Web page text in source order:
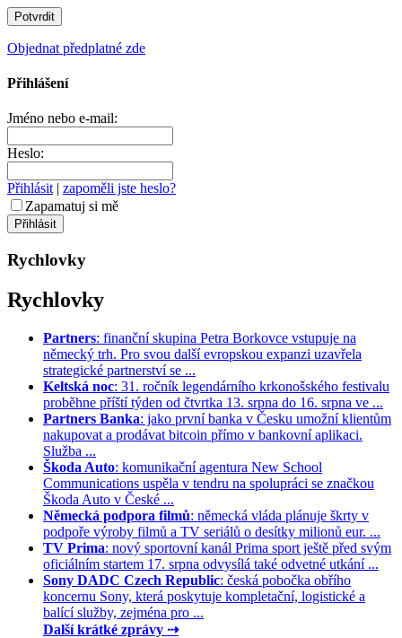
Objednat předplatné zde
Přihlášení
Jméno nebo e-mail:
Heslo:
Přihlásit | zapoměli jste heslo?
Zapamatuj si mě
Rychlovky
Rychlovky
Partners: finanční skupina Petra Borkovce vstupuje na
německý trh. Pro svou další evropskou expanzi uzavřela
strategické partnerství se ...
Keltská noc: 31. ročník legendárního krkonošského festivalu
proběhne příští týden od čtvrtka 13. srpna do 16. srpna ve ...
Partners Banka: jako první banka v Česku umožní klientům
nakupovat a prodávat bitcoin přímo v bankovní aplikaci.
Služba ...
Škoda Auto: komunikační agentura New School
Communications uspěla v tendru na spolupráci se značkou
Škoda Auto v České ...
Německá podpora filmů: německá vláda plánuje škrty v
podpoře výroby filmů a TV seriálů o desítky milionů eur. ...
TV Prima: nový sportovní kanál Prima sport ještě před svým
oficiálním startem 17. srpna odvysílá také odvetné utkání ...
Sony DADC Czech Republic: česká pobočka obřího
koncernu Sony, která poskytuje kompletační, logistické a
balící služby, zejména pro ...
Další krátké zprávy ⇢